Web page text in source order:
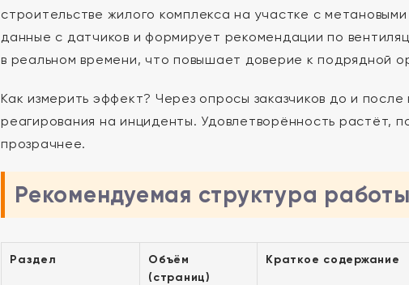
строительстве жилого комплекса на участке с
данные с датчиков и формирует рекомендации по
в реальном времени, что повышает доверие к подрядной
Как измерить эффект? Через опросы заказчиков до и
реагирования на инциденты. Удовлетворённость
прозрачнее.
Рекомендуемая структура
Раздел
Объём
(страниц)
Краткое содержание